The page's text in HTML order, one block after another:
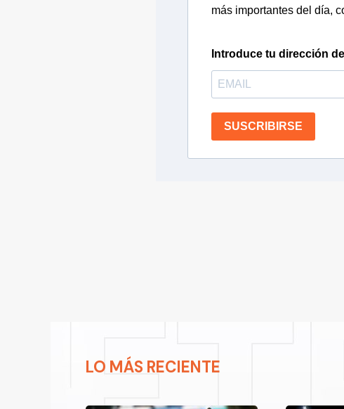
más importantes del día,
Introduce tu dirección
SUSCRIBIRSE
LO MÁS RECIENTE